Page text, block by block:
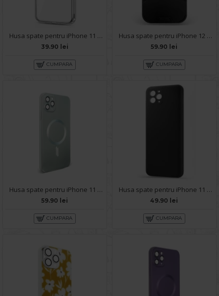
Husa spate pentru iPhone 11 Pro Max - Protect+
39.90 lei
CUMPARA
Husa spate pentru iPhone 12 - Mantis Case Negru
59.90 lei
CUMPARA
Husa spate pentru iPhone 11 Pro Max - Sassy Case Turcoaz
59.90 lei
CUMPARA
Husa spate pentru iPhone 11 Pro Max - Silicon Line Negru
49.90 lei
CUMPARA